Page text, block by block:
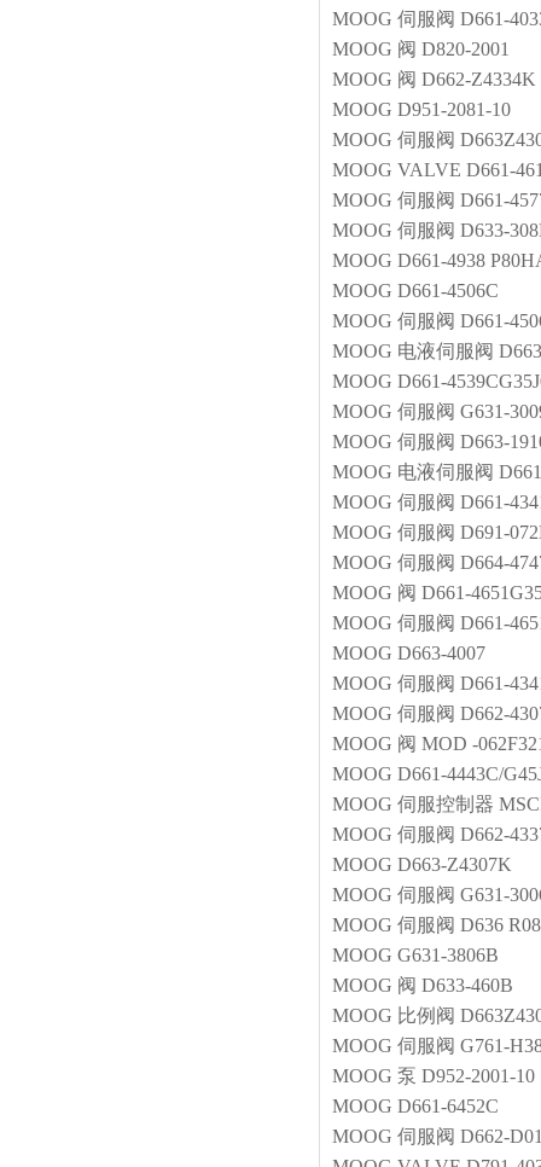
MOOG 伺服阀 D661-
MOOG 阀 D820-2001
MOOG 阀 D662-Z4334K
MOOG D951-2081-10
MOOG 伺服阀
MOOG VALVE D661-
MOOG 伺服阀 D661-
MOOG 伺服阀 D633-
MOOG D661-4938
MOOG D661-4506C
MOOG 伺服阀 D661-
MOOG 电液伺服阀
MOOG D661-
MOOG 伺服阀 G631-
MOOG 伺服阀 D663-
MOOG 电液伺服阀
MOOG 伺服阀 D661-
MOOG 伺服阀 D691-
MOOG 伺服阀 D664-
MOOG 阀 D661-
MOOG 伺服阀 D661-
MOOG D663-4007
MOOG 伺服阀 D661-
MOOG 伺服阀 D662-
MOOG 阀 MOD -
MOOG D661-4443C/
MOOG 伺服控制器
MOOG 伺服阀 D662-
MOOG D663-Z4307K
MOOG 伺服阀 G631-
MOOG 伺服阀 D636
MOOG G631-3806B
MOOG 阀 D633-460B
MOOG 比例阀
MOOG 伺服阀 G761-
MOOG 泵 D952-2001-10
MOOG D661-6452C
MOOG 伺服阀 D662-